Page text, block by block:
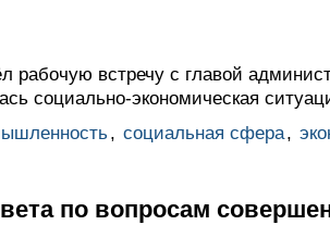
рабочую встречу с главой
социально-экономическая
, социальная сфера,
по вопросам